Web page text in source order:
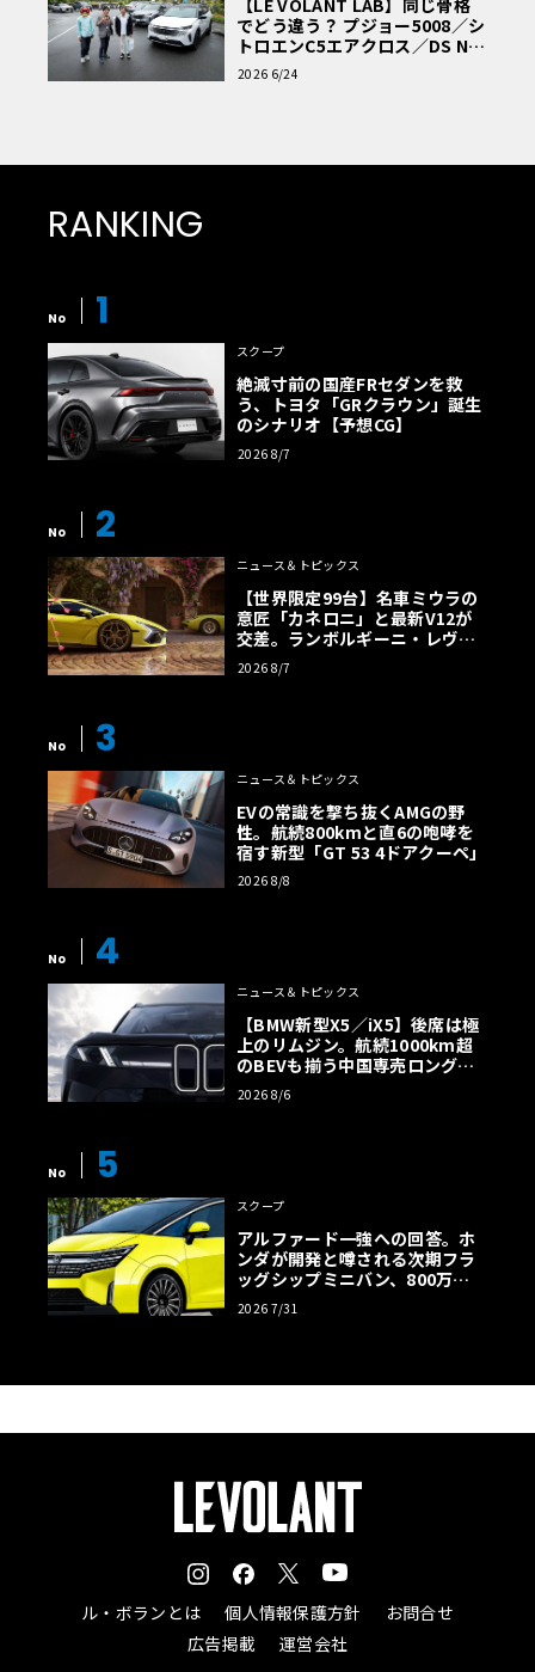
でどう違う？ プジョー5008／シ
トロエンC5エアクロス／DS Nº4
読者一気乗りレポート
2026 6/24
RANKING
No 1
スクープ
絶滅寸前の国産FRセダンを救
う、トヨタ「GRクラウン」誕生
のシナリオ【予想CG】
2026 8/7
No 2
ニュース＆トピックス
【世界限定99台】名車ミウラの
意匠「カネロニ」と最新V12が
交差。ランボルギーニ・レヴエ
ルトに60周年記念車が登場
2026 8/7
No 3
ニュース＆トピックス
EVの常識を撃ち抜くAMGの野
性。航続800kmと直6の咆哮を
宿す新型「GT 53 4ドアクーペ」
2026 8/8
No 4
ニュース＆トピックス
【BMW新型X5／iX5】後席は極
上のリムジン。航続1000km超
のBEVも揃う中国専売ロング仕
様の全貌
2026 8/6
No 5
スクープ
アルファード一強への回答。ホ
ンダが開発と噂される次期フラ
ッグシップミニバン、800万円
超の勝算【予想CG】
2026 7/31
ル・ボランとは 個人情報保護方針
お問合せ
広告掲載
運営会社